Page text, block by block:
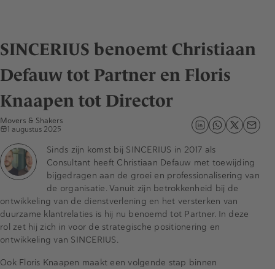
SINCERIUS benoemt Christiaan
Defauw tot Partner en Floris
Knaapen tot Director
Movers & Shakers
1 augustus 2025
Sinds zijn komst bij SINCERIUS in 2017 als
Consultant heeft Christiaan Defauw met toewijding
bijgedragen aan de groei en professionalisering van
de organisatie. Vanuit zijn betrokkenheid bij de
ontwikkeling van de dienstverlening en het versterken van
duurzame klantrelaties is hij nu benoemd tot Partner. In deze
rol zet hij zich in voor de strategische positionering en
ontwikkeling van SINCERIUS.
Ook Floris Knaapen maakt een volgende stap binnen